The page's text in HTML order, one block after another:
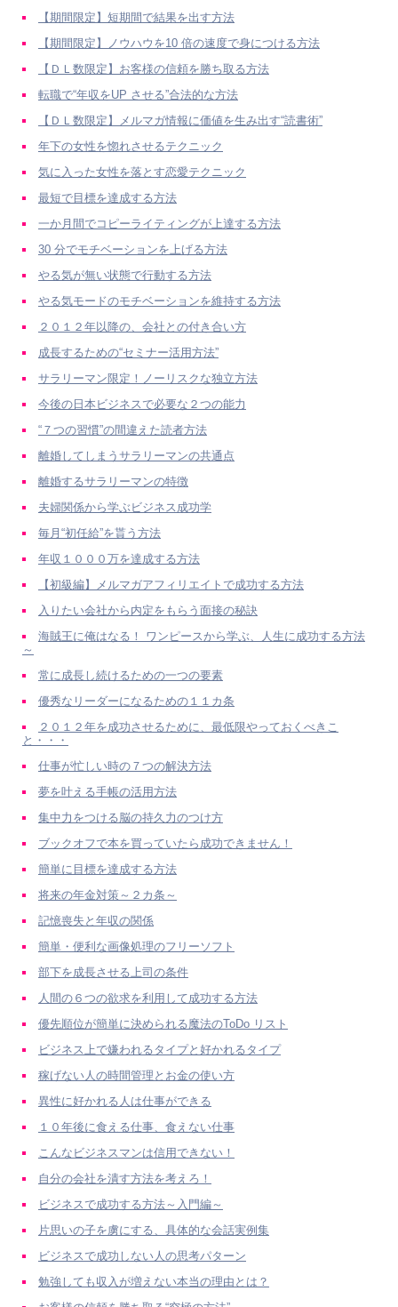
【期間限定】短期間で結果を出す方法
【期間限定】ノウハウを10 倍の速度で身につける方法
【ＤＬ数限定】お客様の信頼を勝ち取る方法
転職で“年収をUP させる”合法的な方法
【ＤＬ数限定】メルマガ情報に価値を生み出す“読書術”
年下の女性を惚れさせるテクニック
気に入った女性を落とす恋愛テクニック
最短で目標を達成する方法
一か月間でコピーライティングが上達する方法
30 分でモチベーションを上げる方法
やる気が無い状態で行動する方法
やる気モードのモチベーションを維持する方法
２０１２年以降の、会社との付き合い方
成長するための“セミナー活用方法”
サラリーマン限定！ノーリスクな独立方法
今後の日本ビジネスで必要な２つの能力
“７つの習慣”の間違えた読者方法
離婚してしまうサラリーマンの共通点
離婚するサラリーマンの特徴
夫婦関係から学ぶビジネス成功学
毎月“初任給”を貰う方法
年収１０００万を達成する方法
【初級編】メルマガアフィリエイトで成功する方法
入りたい会社から内定をもらう面接の秘訣
海賊王に俺はなる！ ワンピースから学ぶ、人生に成功する方法
～
常に成長し続けるための一つの要素
優秀なリーダーになるための１１カ条
２０１２年を成功させるために、最低限やっておくべきこ
と・・・
仕事が忙しい時の７つの解決方法
夢を叶える手帳の活用方法
集中力をつける脳の持久力のつけ方
ブックオフで本を買っていたら成功できません！
簡単に目標を達成する方法
将来の年金対策～２カ条～
記憶喪失と年収の関係
簡単・便利な画像処理のフリーソフト
部下を成長させる上司の条件
人間の６つの欲求を利用して成功する方法
優先順位が簡単に決められる魔法のToDo リスト
ビジネス上で嫌われるタイプと好かれるタイプ
稼げない人の時間管理とお金の使い方
異性に好かれる人は仕事ができる
１０年後に食える仕事、食えない仕事
こんなビジネスマンは信用できない！
自分の会社を潰す方法を考えろ！
ビジネスで成功する方法～入門編～
片思いの子を虜にする、具体的な会話実例集
ビジネスで成功しない人の思考パターン
勉強しても収入が増えない本当の理由とは？